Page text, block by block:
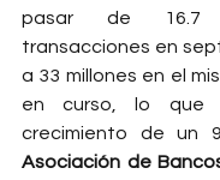
pasar de 16.7
transacciones en
a 33 millones en el
en curso, lo que
Asociación de